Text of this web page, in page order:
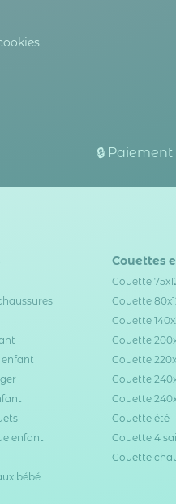
🔒
enfant
bébé
Couettes
Couette
Couette
Couette
Couette
Couette
Couette
Couette
Couette été
Couette 4
Couette